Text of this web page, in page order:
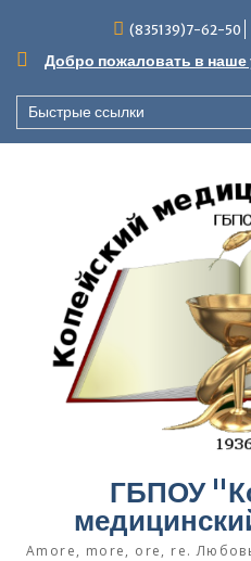
содержимому
(835139)7-62-50
Добро пожаловать в наше
Быстрые ссылки
ГБПОУ
Amore, more, ore, re.